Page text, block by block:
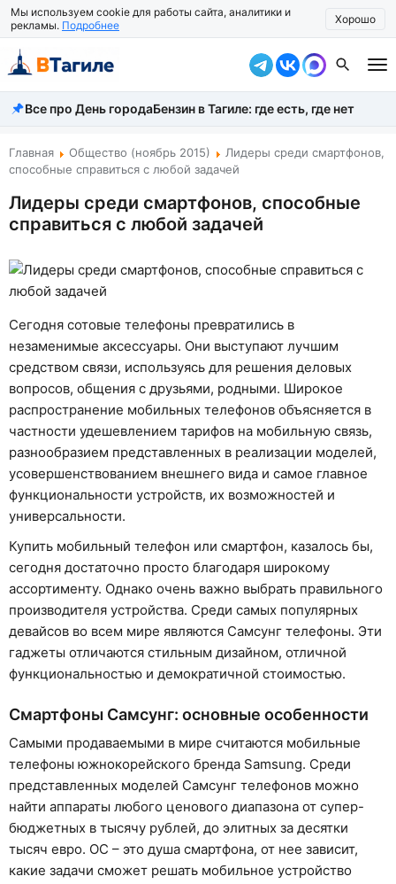
Мы используем cookie для работы сайта, аналитики и
рекламы. Подробнее Хорошо
Все новости
Происшествия
Власть
Жизнь
Экономика
Общество
Рассказать новость
Все про День городаБензин в Тагиле: где есть, где нет
Главная Общество (ноябрь 2015)
Лидеры среди смартфонов,
способные справиться с любой задачей
Лидеры среди смартфонов, способные
справиться с любой задачей
Сегодня сотовые телефоны превратились в
незаменимые аксессуары. Они выступают лучшим
средством связи, используясь для решения деловых
вопросов, общения с друзьями, родными. Широкое
распространение мобильных телефонов объясняется в
частности удешевлением тарифов на мобильную связь,
разнообразием представленных в реализации моделей,
усовершенствованием внешнего вида и самое главное
функциональности устройств, их возможностей и
универсальности.
Купить мобильный телефон или смартфон, казалось бы,
сегодня достаточно просто благодаря широкому
ассортименту. Однако очень важно выбрать правильного
производителя устройства. Среди самых популярных
девайсов во всем мире являются Самсунг телефоны. Эти
гаджеты отличаются стильным дизайном, отличной
функциональностью и демократичной стоимостью.
Смартфоны Самсунг: основные особенности
Самыми продаваемыми в мире считаются мобильные
телефоны южнокорейского бренда Samsung. Среди
представленных моделей Самсунг телефонов можно
найти аппараты любого ценового диапазона от супер-
бюджетных в тысячу рублей, до элитных за десятки
тысяч евро. ОС – это душа смартфона, от нее зависит,
какие задачи сможет решать мобильное устройство